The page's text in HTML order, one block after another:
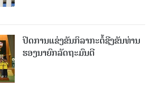
ປິດການແຂ່ງຂັນກິລາກະຕໍ້ຊີງຂັນທ່ານ
ຮອງນາຍົກລັດຖະມົນຕີ